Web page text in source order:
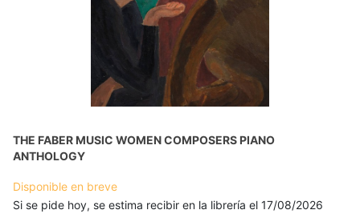
THE FABER MUSIC WOMEN COMPOSERS PIANO
ANTHOLOGY
Disponible en breve
Si se pide hoy, se estima recibir en la librería el 17/08/2026